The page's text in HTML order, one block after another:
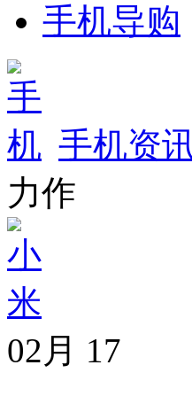
手机导购
手机资
力作
02月 17